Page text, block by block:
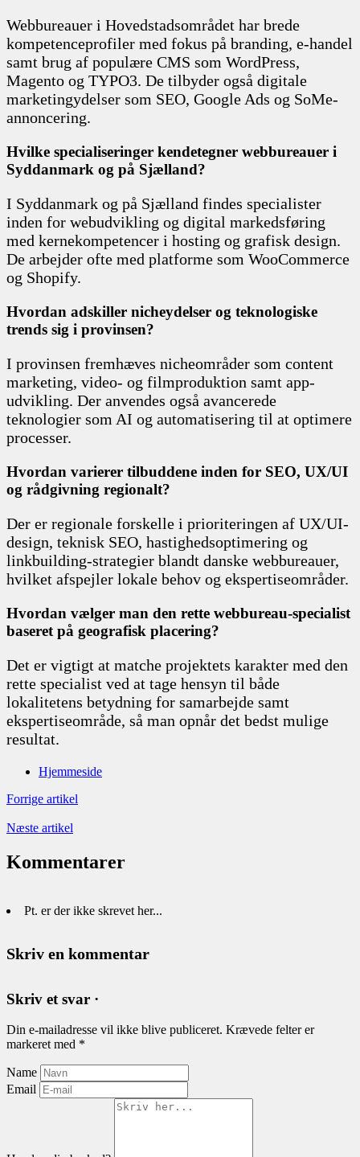
Webbureauer i Hovedstadsområdet har brede
kompetenceprofiler med fokus på branding, e-handel
samt brug af populære CMS som WordPress,
Magento og TYPO3. De tilbyder også digitale
marketingydelser som SEO, Google Ads og SoMe-
annoncering.
Hvilke specialiseringer kendetegner webbureauer i
Syddanmark og på Sjælland?
I Syddanmark og på Sjælland findes specialister
inden for webudvikling og digital markedsføring
med kernekompetencer i hosting og grafisk design.
De arbejder ofte med platforme som WooCommerce
og Shopify.
Hvordan adskiller nicheydelser og teknologiske
trends sig i provinsen?
I provinsen fremhæves nicheområder som content
marketing, video- og filmproduktion samt app-
udvikling. Der anvendes også avancerede
teknologier som AI og automatisering til at optimere
processer.
Hvordan varierer tilbuddene inden for SEO, UX/UI
og rådgivning regionalt?
Der er regionale forskelle i prioriteringen af UX/UI-
design, teknisk SEO, hastighedsoptimering og
linkbuilding-strategier blandt danske webbureauer,
hvilket afspejler lokale behov og ekspertiseområder.
Hvordan vælger man den rette webbureau-specialist
baseret på geografisk placering?
Det er vigtigt at matche projektets karakter med den
rette specialist ved at tage hensyn til både
lokalitetens betydning for samarbejde samt
ekspertiseområde, så man opnår det bedst mulige
resultat.
Hjemmeside
Forrige artikel
Næste artikel
Kommentarer
Pt. er der ikke skrevet her...
Skriv en kommentar
Skriv et svar ·
Din e-mailadresse vil ikke blive publiceret. Krævede felter er
markeret med *
Name
Email